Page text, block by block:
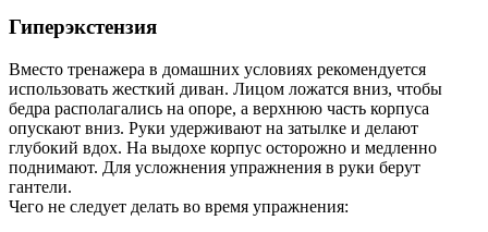
Гиперэкстензия
Вместо тренажера в домашних условиях рекомендуется
использовать жесткий диван. Лицом ложатся вниз, чтобы
бедра располагались на опоре, а верхнюю часть корпуса
опускают вниз. Руки удерживают на затылке и делают
глубокий вдох. На выдохе корпус осторожно и медленно
поднимают. Для усложнения упражнения в руки берут
гантели.
Чего не следует делать во время упражнения: